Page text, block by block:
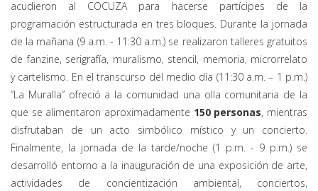
acudieron al COCUZA para hacerse partícipes de la
programación estructurada en tres bloques. Durante la jornada
de la mañana (9 a.m. - 11:30 a.m.) se realizaron talleres gratuitos
de fanzine, serigrafía, muralismo, stencil, memoria, microrrelato
y cartelismo. En el transcurso del medio día (11:30 a.m. – 1 p.m.)
“La Muralla” ofreció a la comunidad una olla comunitaria de la
que se alimentaron aproximadamente 150 personas, mientras
disfrutaban de un acto simbólico místico y un concierto.
Finalmente, la jornada de la tarde/noche (1 p.m. - 9 p.m.) se
desarrolló entorno a la inauguración de una exposición de arte,
actividades de concientización ambiental, conciertos,